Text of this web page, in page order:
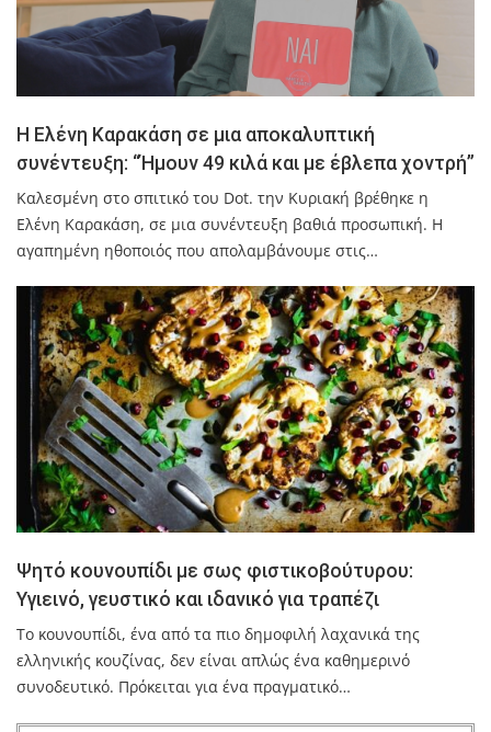
Η Ελένη Καρακάση σε μια αποκαλυπτική
συνέντευξη: “Ήμουν 49 κιλά και με έβλεπα χοντρή”
Καλεσμένη στο σπιτικό του Dot. την Κυριακή βρέθηκε η
Ελένη Καρακάση, σε μια συνέντευξη βαθιά προσωπική. Η
αγαπημένη ηθοποιός που απολαμβάνουμε στις…
Ψητό κουνουπίδι με σως φιστικοβούτυρου:
Υγιεινό, γευστικό και ιδανικό για τραπέζι
Το κουνουπίδι, ένα από τα πιο δημοφιλή λαχανικά της
ελληνικής κουζίνας, δεν είναι απλώς ένα καθημερινό
συνοδευτικό. Πρόκειται για ένα πραγματικό…